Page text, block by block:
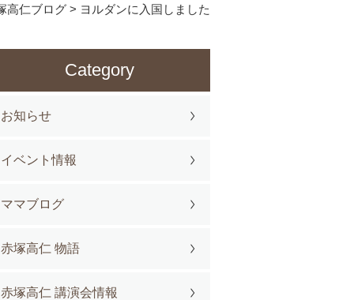
高仁ブログ > ヨルダンに入国しました
Category
お知らせ
イベント情報
ママブログ
赤塚高仁 物語
赤塚高仁 講演会情報